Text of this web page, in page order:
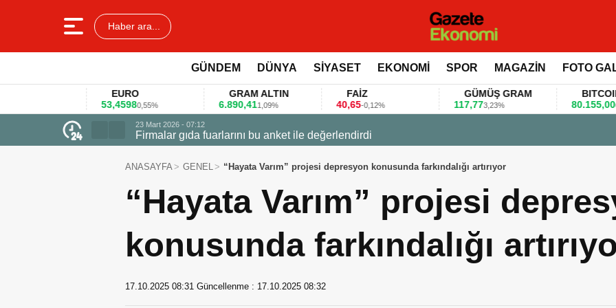
Haber ara...
GÜNDEM DÜNYA SİYASET EKONOMİ SPOR MAGAZİN FOTO
0,55%
GRAM ALTIN
1,09% -0,12%
GÜMÜŞ GRAM
3,23%
BITCOIN
80.155,000,36%
23 Mart 2026 - 07:12
Firmalar gıda fuarlarını bu anket ile değerlendirdi
ANASAYFA GENEL “Hayata Varım” projesi depresyon konusunda farkındalığı artırıyor
“Hayata Varım” projesi
konusunda farkındalığı
17.10.2025 08:31 Güncellenme : 17.10.2025 08:32